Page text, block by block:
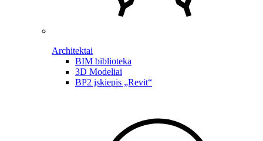
Architektai
BIM biblioteka
3D Modeliai
BP2 įskiepis „Revit“